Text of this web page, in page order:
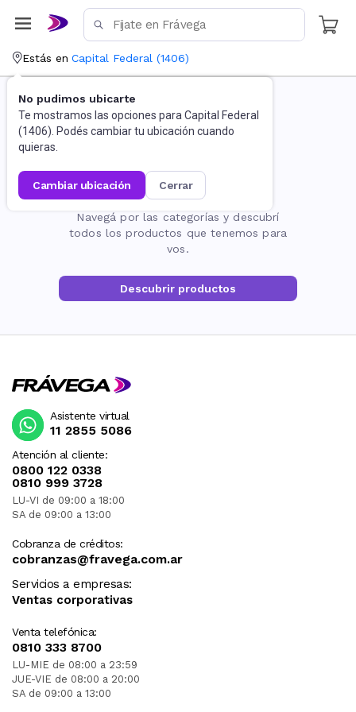
Estás en Capital Federal (1406)
No pudimos ubicarte
Te mostramos las opciones para Capital Federal
(1406). Podés cambiar tu ubicación cuando
quieras.
cambiar ubicación cerrar
La página no existe
Navegá por las categorías y descubrí
todos los productos que tenemos para
vos.
Descubrir productos
Atención al cliente:
0800 122 0338
0810 999 3728
LU-VI de 09:00 a 18:00
SA de 09:00 a 13:00
Cobranza de créditos:
cobranzas@fravega.com.ar
Servicios a empresas:
Ventas corporativas
Venta telefónica:
0810 333 8700
LU-MIE de 08:00 a 23:59
JUE-VIE de 08:00 a 20:00
SA de 09:00 a 13:00
Asistente virtual
11 2855 5086